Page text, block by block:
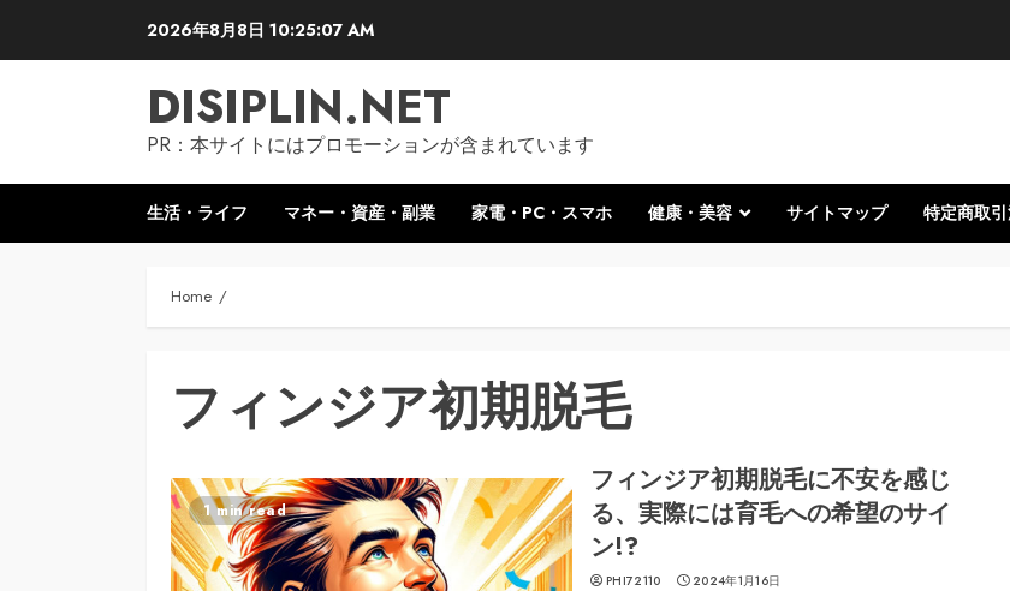
2026年8月8日 10:25:08 AM
DISIPLIN.NET
PR：本サイトにはプロモーションが含まれています
生活・ライフ マネー・資産・副業 家電・PC・スマホ 健康・美容 サイトマップ 特定商取
Home
フィンジア初期脱毛
1 min read
フィンジア初期脱毛に不安を感じ
る、実際には育毛への希望のサイ
ン!?
PHI72110 2024年1月16日